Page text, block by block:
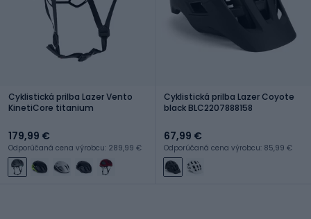
Cyklistická prilba Lazer Vento
KinetiCore titanium
179,99 €
Odporúčaná cena výrobcu: 289,99 €
Cyklistická prilba Lazer Coyote
black BLC2207888158
67,99 €
Odporúčaná cena výrobcu: 85,99 €